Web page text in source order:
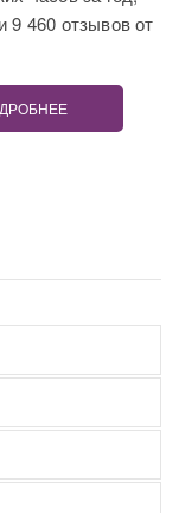
460 отзывов от